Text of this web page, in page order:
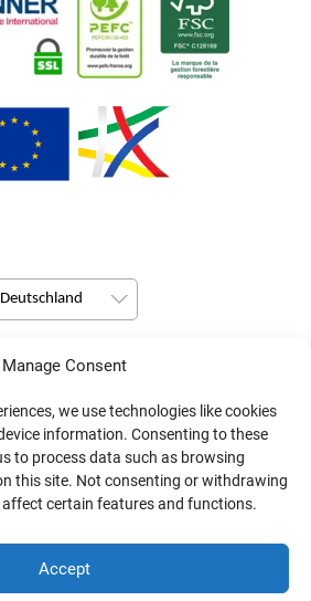
Manage Consent
we use technologies like cookies
information. Consenting to these
to process data such as browsing
this site. Not consenting or withdrawing
certain features and functions.
Accept
Deutschland
Print alle Rechte vorbehalten.